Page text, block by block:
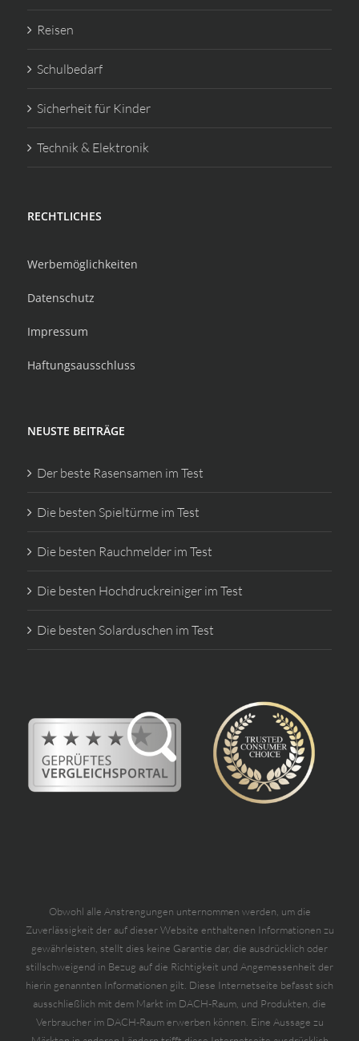
Reisen
Schulbedarf
Sicherheit für Kinder
Technik & Elektronik
RECHTLICHES
Werbemöglichkeiten
Datenschutz
Impressum
Haftungsausschluss
NEUSTE BEITRÄGE
Der beste Rasensamen im Test
Die besten Spieltürme im Test
Die besten Rauchmelder im Test
Die besten Hochdruckreiniger im Test
Die besten Solarduschen im Test
Obwohl alle Anstrengungen unternommen werden, um die
Zuverlässigkeit der auf dieser Website enthaltenen Informationen zu
gewährleisten, stellt dies keine Garantie dar, die ausdrücklich oder
stillschweigend in Bezug auf die Richtigkeit und Angemessenheit der
hierin genannten Informationen gilt. Diese Internetseite befasst sich
ausschließlich mit dem Markt im DACH-Raum, und Produkten, die
Verbraucher im DACH-Raum erwerben können. Eine Aussage zu